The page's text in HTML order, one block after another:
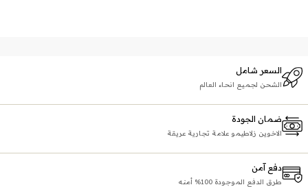
السعر شامل
الشحن لجميع انحاء العالم
ضمان الجودة
الاخوين زلاطيمو علامة تجارية عريقة
دفع آمن
طرق الدفع الموجودة 100% أمنه